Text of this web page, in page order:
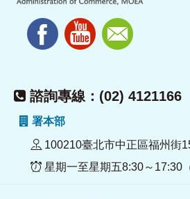
諮詢專線：(02) 4121166
署本部
100210臺北市中正區福州街
星期一至星期五8:30～17:30